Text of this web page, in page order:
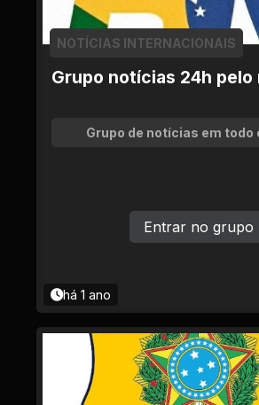
Grupo notícias 24h pelo
NOTÍCIAS INTERNACIONAIS
Grupo de notícias em todo
há 1 ano
Entrar no grupo